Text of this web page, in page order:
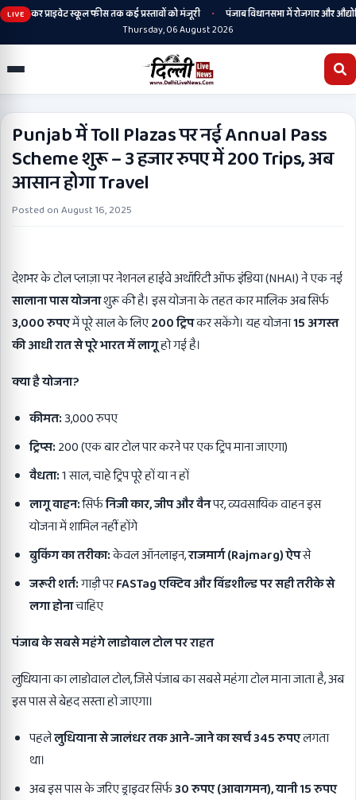
LIVE
लेकर प्राइवेट स्कूल फीस तक कई प्रस्तावों को मंजूरी •
पंजाब विधानसभा में रोजगार और
Thursday, 06 August 2026
Punjab में Toll Plazas पर नई Annual Pass
Scheme शुरू – 3 हजार रुपए में 200 Trips, अब
आसान होगा Travel
Posted onAugust 16, 2025
देशभर के टोल प्लाज़ा पर नेशनल हाईवे अथॉरिटी ऑफ इंडिया (NHAI) ने एक नई
सालाना पास योजनाशुरू की है। इस योजना के तहत कार मालिक अब सिर्फ
3,000रुपएमें पूरे साल के लिए200ट्रिपकर सकेंगे। यह योजना15 अगस्त
की आधी रात से पूरे भारत में लागूहो गई है।
क्या है योजना?
कीमत:3,000 रुपए
ट्रिप्स: 200 (एक बार टोल पार करने पर एक ट्रिप माना जाएगा)
वैधता:1 साल, चाहे ट्रिप पूरे हों या न हों
लागू वाहन:सिर्फनिजी कार,जीप और वैनपर, व्यवसायिक वाहन इस
योजना में शामिल नहीं होंगे
बुकिंग का तरीका:केवल ऑनलाइन,राजमार्ग (Rajmarg)ऐपसे
जरूरी शर्त:गाड़ी परFASTagएक्टिव और विंडशील्ड पर सही तरीके से
लगा होनाचाहिए
पंजाब के सबसे महंगे लाडोवाल टोल पर राहत
लुधियाना का लाडोवाल टोल, जिसे पंजाब का सबसे महंगा टोल माना जाता है, अब
इस पास से बेहद सस्ता हो जाएगा।
पहलेलुधियाना से जालंधर तक आने-जाने का खर्च345रुपएलगता
था।
अब इस पास के जरिए ड्राइवर सिर्फ30रुपए (आवागमन),यानी15रुपए